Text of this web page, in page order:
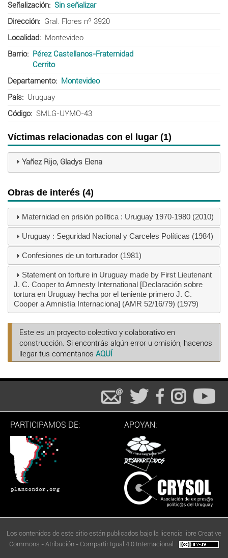
Señalización
Sin señalizar
Dirección
Gral. Flores nº 3920
Localidad
Montevideo
Barrio
Pérez Castellanos-Fraternidad
Cerrito
Departamento
Montevideo
País
Uruguay
Código
SMLG-UYMO-43
Víctimas relacionadas con el lugar (1)
Yañez Rijo, Gladys Elena
Obras de interés (4)
Maternidad en prisión política : Uruguay 1970-1980 (2010)
Uruguay : Seguridad Nacional y Carceles Políticas (1984)
Confesiones de un torturador (1981)
Statement on torture in Uruguay made by First Lieutenant
J. C. Cooper to Amnesty International [Declaración sobre
tortura en Uruguay hecha por el teniente primero J. C.
Cooper a Amnistía Internaciona] (AMR 52/16/79) (1979)
Este es un proyecto colectivo y colaborativo en
construcción. Si encontrás algún error u omisión, hacenos
llegar tus comentarios AQUÍ
PARTICIPAMOS DE: APOYAN:
Los contenidos de este sitio están publicados bajo la licencia libre Creative
Commons - Atribución - Compartir Igual 4.0 Internacional